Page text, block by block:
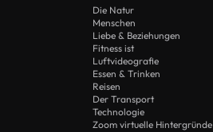
Die Natur
Menschen
Liebe & Beziehungen
Fitness ist
Luftvideografie
Essen & Trinken
Reisen
Der Transport
Technologie
Zoom virtuelle Hintergründe